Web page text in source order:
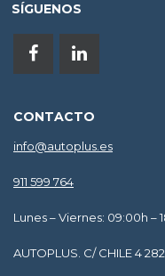
SÍGUENOS
CONTACTO
info@autoplus.es
911 599 764
Lunes – Viernes: 09:00h –
AUTOPLUS. C/ CHILE 4